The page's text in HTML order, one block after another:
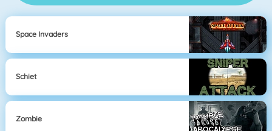
Space Invaders
Schiet
Zombie